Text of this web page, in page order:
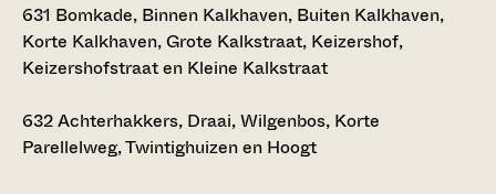
631 Bomkade, Binnen Kalkhaven, Buiten Kalkhaven,
Korte Kalkhaven, Grote Kalkstraat, Keizershof,
Keizershofstraat en Kleine Kalkstraat
632Achterhakkers, Draai, Wilgenbos, Korte
Parellelweg, Twintighuizen en Hoogt